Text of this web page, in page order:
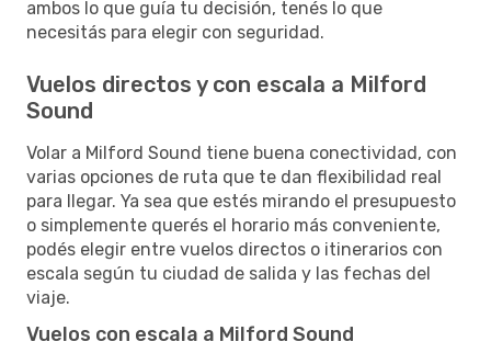
ambos lo que guía tu decisión, tenés lo que
necesitás para elegir con seguridad.
Vuelos directos y con escala a Milford
Sound
Volar a Milford Sound tiene buena conectividad, con
varias opciones de ruta que te dan flexibilidad real
para llegar. Ya sea que estés mirando el presupuesto
o simplemente querés el horario más conveniente,
podés elegir entre vuelos directos o itinerarios con
escala según tu ciudad de salida y las fechas del
viaje.
Vuelos con escala a Milford Sound